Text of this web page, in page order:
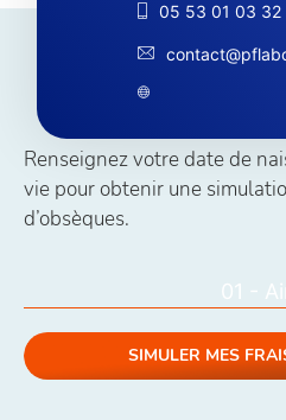
05 53 01 03 32
Simuler vos
Renseignez votre date de
vie pour obtenir une
d’obsèques.
01 -
SIMULER MES